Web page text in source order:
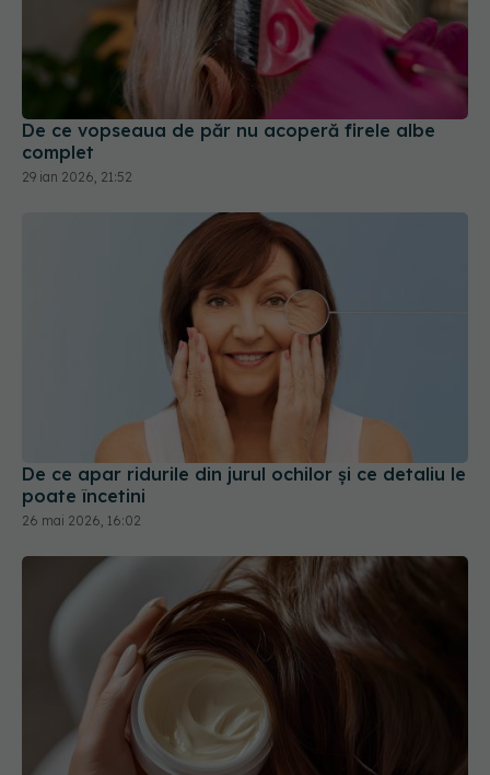
De ce vopseaua de păr nu acoperă firele albe
complet
29 ian 2026, 21:52
De ce apar ridurile din jurul ochilor și ce detaliu le
poate încetini
26 mai 2026, 16:02